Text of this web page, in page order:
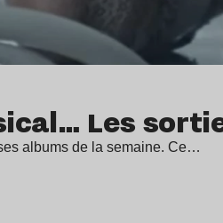
Les
albums de la semaine. Ce…